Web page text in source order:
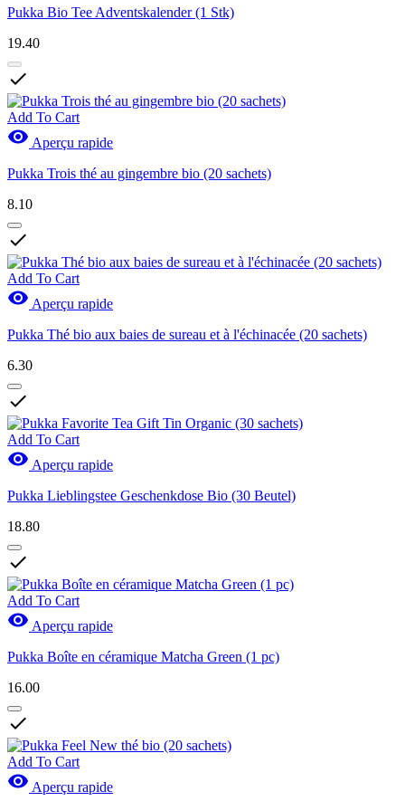
Pukka Bio Tee Adventskalender (1 Stk)
19.40

Add To Cart
 Aperçu rapide
Pukka Trois thé au gingembre bio (20 sachets)
8.10

Add To Cart
 Aperçu rapide
Pukka Thé bio aux baies de sureau et à l'échinacée (20 sachets)
6.30

Add To Cart
 Aperçu rapide
Pukka Lieblingstee Geschenkdose Bio (30 Beutel)
18.80

Add To Cart
 Aperçu rapide
Pukka Boîte en céramique Matcha Green (1 pc)
16.00

Add To Cart
 Aperçu rapide